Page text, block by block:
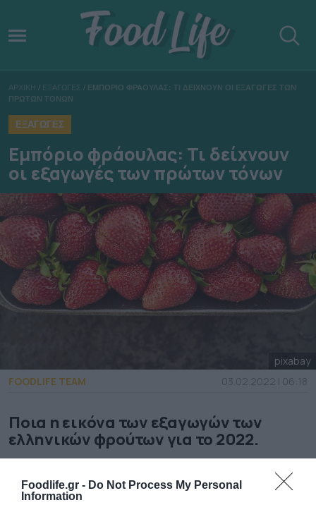
Foodlife.gr - Do Not Process My Personal
Information
ΑΡΧΙΚΗ / ΕΞΑΓΩΓΕΣ / ΕΜΠΟΡΙΟ ΦΡΑΟΥΛΑΣ: ΤΙ ΔΕΙΧΝΟΥΝ ΟΙ ΕΞΑΓΩΓΕΣ ΤΩΝ
ΠΡΩΤΩΝ ΤΟΝΩΝ
ΕΞΑΓΩΓΕΣ
Εμπόριο φράουλας: Τι δείχνουν
οι εξαγωγές των πρώτων τόνων
pixabay
FOODLIFE TEAM
03.02.2022 | 06:18
Ποια η εικόνα των εξαγωγών των
ελληνικών φρούτων για το 2022.
Ξεκίνησε επίσημα η σεζόν για τις εξαγωγές
φράουλας, με τους πρώτους 2.523 τόνους να